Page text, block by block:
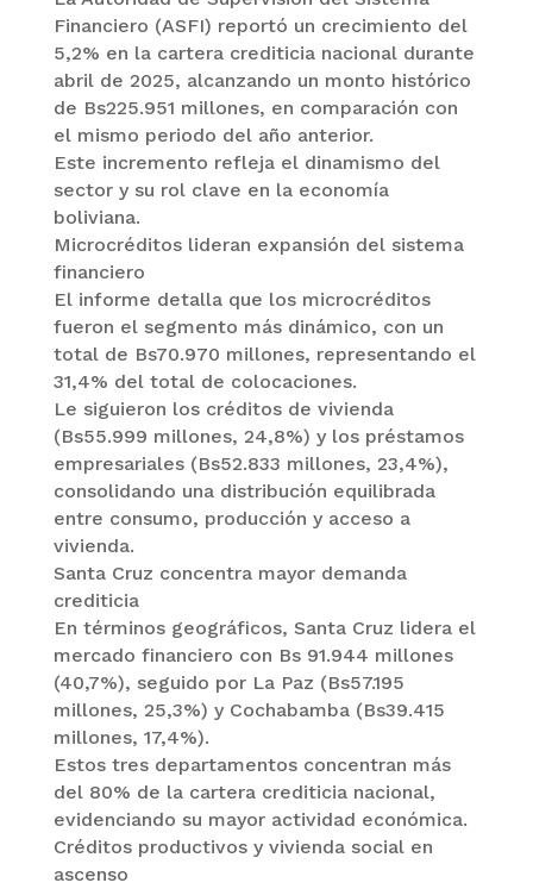
Financiero (ASFI) reportó un crecimiento del
5,2% en la cartera crediticia nacional durante
abril de 2025, alcanzando un monto histórico
de Bs225.951 millones, en comparación con
el mismo periodo del año anterior.
Este incremento refleja el dinamismo del
sector y su rol clave en la economía
boliviana.
Microcréditos lideran expansión del sistema
financiero
El informe detalla que los microcréditos
fueron el segmento más dinámico, con un
total de Bs70.970 millones, representando el
31,4% del total de colocaciones.
Le siguieron los créditos de vivienda
(Bs55.999 millones, 24,8%) y los préstamos
empresariales (Bs52.833 millones, 23,4%),
consolidando una distribución equilibrada
entre consumo, producción y acceso a
vivienda.
Santa Cruz concentra mayor demanda
crediticia
En términos geográficos, Santa Cruz lidera el
mercado financiero con Bs 91.944 millones
(40,7%), seguido por La Paz (Bs57.195
millones, 25,3%) y Cochabamba (Bs39.415
millones, 17,4%).
Estos tres departamentos concentran más
del 80% de la cartera crediticia nacional,
evidenciando su mayor actividad económica.
Créditos productivos y vivienda social en
ascenso